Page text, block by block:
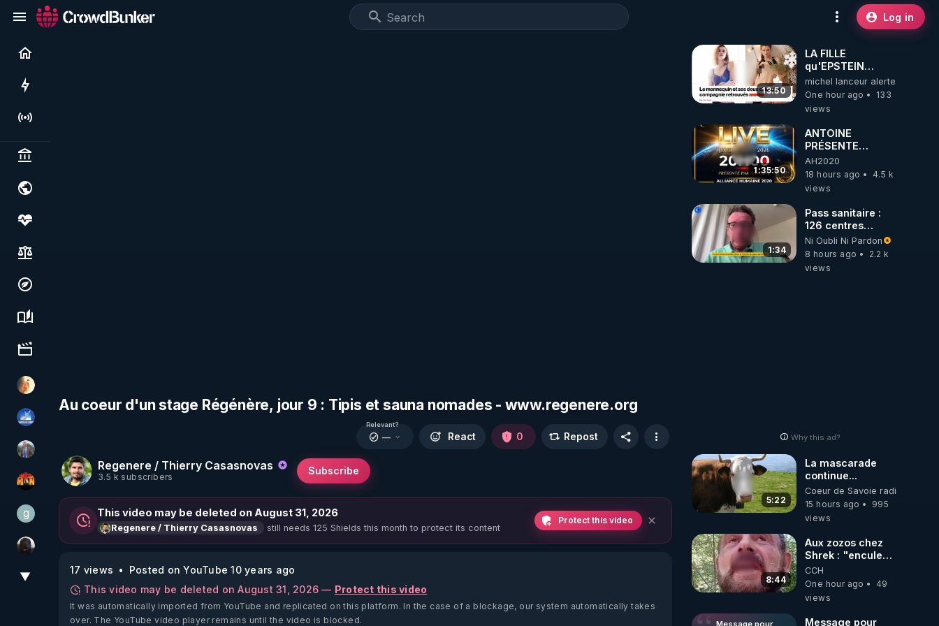
Log in
Live
Politics & institutions
Society, justice & freedoms
Economy, environment & technology
Science, history & spirituality
Culture, media & entertainment
La Puce à l'oreille
PAROLE LIBRE
Nicolas BOUVIER
OHM ÉGA MAN
ggilo59
TrueMedia
▼
Au coeur d'un stage Régénère, jour 9 : Tipis et sauna nomades - www.regenere.org
Regenere / Thierry Casasnovas
3.5 k subscribers
Subscribe
Relevant?
— React 0 Repost
This video may be deleted on August 31, 2026
Regenere / Thierry Casasnovas still needs 125 Shields this month to protect its content
Protect this video
17 views
Posted on YouTube 10 years ago
This video may be deleted on August 31, 2026 — Protect this video
It was automatically imported from YouTube and replicated on this platform. In the case of a blockage, our system automatically takes
over. The YouTube video player remains until the video is blocked.
13:50
LA FILLE
qu'EPSTEIN
VOULAIT CACHER
michel lanceur alerte
One hour ago
133
views
1:35:50
ANTOINE
PRÉSENTE
AH2020 LE LIVE
20H ***DU
06/08/2026***
AH2020
18 hours ago
4.5 k
views
1:34
Pass sanitaire :
126 centres
commerciaux
concernés par
l'obligation dans
Ni Oubli Ni Pardon
8 hours ago
2.2 k
views
Why this ad?
5:22
La mascarade
continue...
Coeur de Savoie radioweb TV
15 hours ago
995
views
8:44
Aux zozos chez
Shrek : "encule
toi tout seul
espèce de mal
polish"
CCH
One hour ago
49
views
Message pour
Message pour